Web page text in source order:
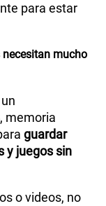
para estar
mucho
, memoria
guardar
y juegos sin
o videos, no